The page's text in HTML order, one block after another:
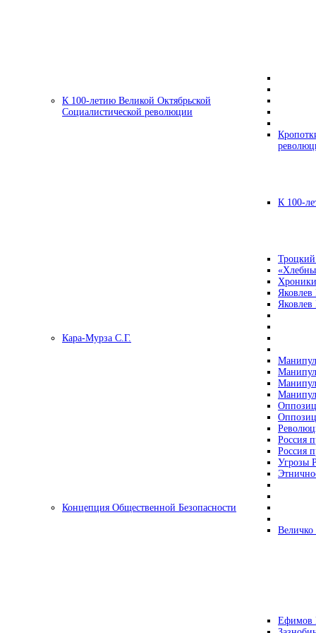
К 100-летию Великой Октябрьской
Социалистической революции
К 100-
Кара-Мурза С.Г.
Россия
Россия
Угрозы
Концепция Общественной Безопасности
Ефимов